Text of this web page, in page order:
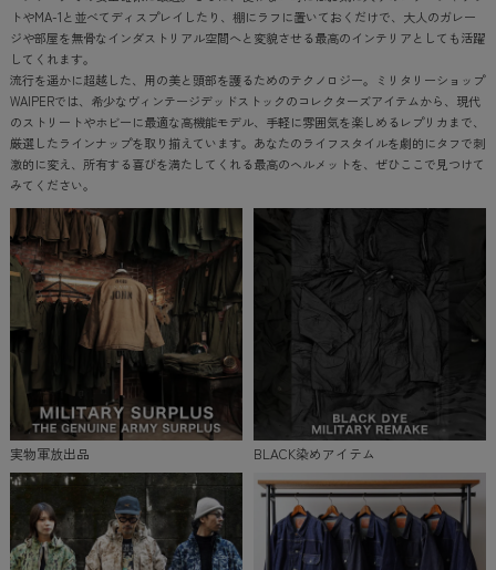
トやMA-1と並べてディスプレイしたり、棚にラフに置いておくだけで、大人のガレー
ジや部屋を無骨なインダストリアル空間へと変貌させる最高のインテリアとしても活躍
してくれます。
流行を遥かに超越した、用の美と頭部を護るためのテクノロジー。ミリタリーショップ
WAIPERでは、希少なヴィンテージデッドストックのコレクターズアイテムから、現代
のストリートやホビーに最適な高機能モデル、手軽に雰囲気を楽しめるレプリカまで、
厳選したラインナップを取り揃えています。あなたのライフスタイルを劇的にタフで刺
激的に変え、所有する喜びを満たしてくれる最高のヘルメットを、ぜひここで見つけて
みてください。
実物軍放出品 BLACK染めアイテム